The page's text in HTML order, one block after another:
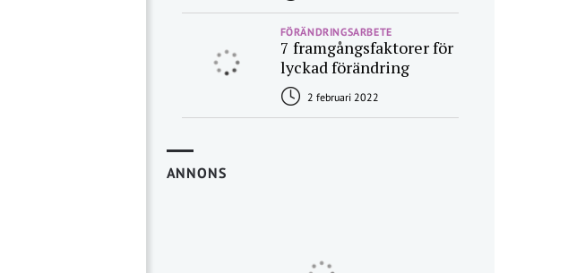
FÖRÄNDRINGSARBETE
7 framgångsfaktorer för
lyckad förändring
2 februari 2022
ANNONS